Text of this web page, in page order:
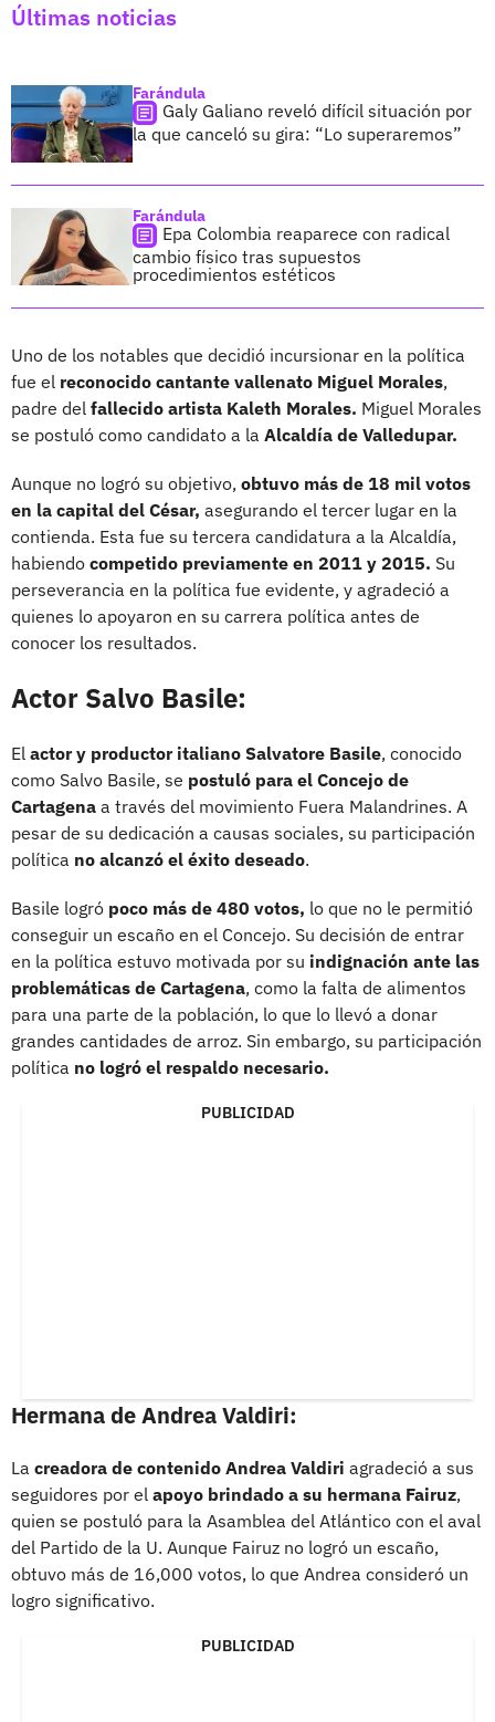
Últimas noticias
Farándula
Galy Galiano reveló difícil situación por
la que canceló su gira: “Lo superaremos”
Farándula
Epa Colombia reaparece con radical
cambio físico tras supuestos
procedimientos estéticos
Uno de los notables que decidió incursionar en la política
fue el reconocido cantante vallenato Miguel Morales,
padre del fallecido artista Kaleth Morales. Miguel Morales
se postuló como candidato a la Alcaldía de Valledupar.
Aunque no logró su objetivo, obtuvo más de 18 mil votos
en la capital del César, asegurando el tercer lugar en la
contienda. Esta fue su tercera candidatura a la Alcaldía,
habiendo competido previamente en 2011 y 2015. Su
perseverancia en la política fue evidente, y agradeció a
quienes lo apoyaron en su carrera política antes de
conocer los resultados.
Actor Salvo Basile:
El actor y productor italiano Salvatore Basile, conocido
como Salvo Basile, se postuló para el Concejo de
Cartagena a través del movimiento Fuera Malandrines. A
pesar de su dedicación a causas sociales, su participación
política no alcanzó el éxito deseado.
Basile logró poco más de 480 votos, lo que no le permitió
conseguir un escaño en el Concejo. Su decisión de entrar
en la política estuvo motivada por su indignación ante las
problemáticas de Cartagena, como la falta de alimentos
para una parte de la población, lo que lo llevó a donar
grandes cantidades de arroz. Sin embargo, su participación
política no logró el respaldo necesario.
PUBLICIDAD
Hermana de Andrea Valdiri:
La creadora de contenido Andrea Valdiri agradeció a sus
seguidores por el apoyo brindado a su hermana Fairuz,
quien se postuló para la Asamblea del Atlántico con el aval
del Partido de la U. Aunque Fairuz no logró un escaño,
obtuvo más de 16,000 votos, lo que Andrea consideró un
logro significativo.
PUBLICIDAD